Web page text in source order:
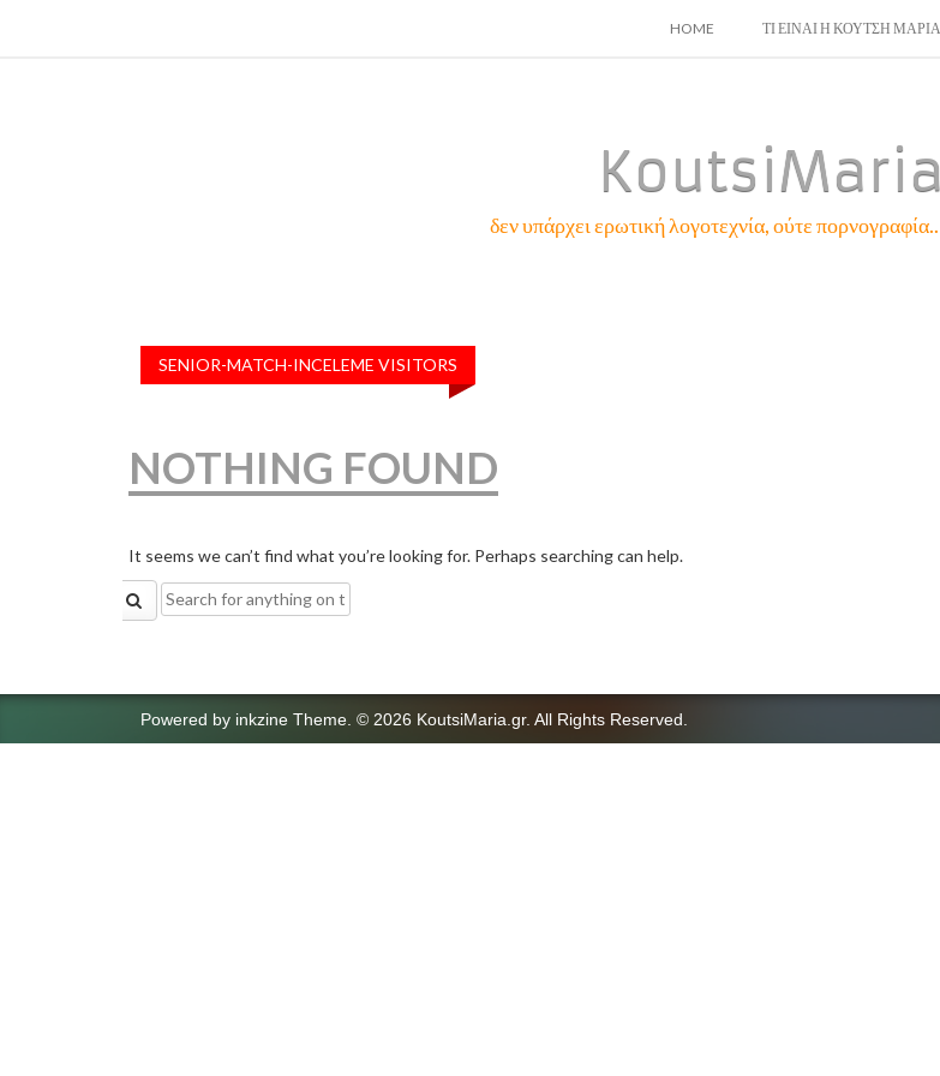
SKIP
HOME ΤΙ ΕΙΝΑΙ Η ΚΟΥΤΣΗ
δεν υπάρχει ερωτική λογοτεχνία, ούτε
SENIOR-MATCH-INCELEME VISITORS
NOTHING FOUND
It seems we can’t find what you’re looking for. Perhaps searching can help.
Search
for:
Powered by inkzine Theme © 2026 KoutsiMaria.gr. All Rights Reserved.